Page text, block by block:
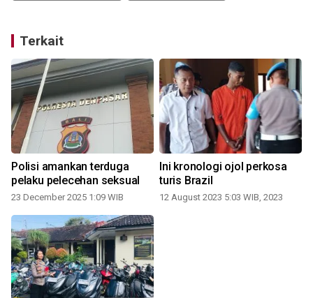
Terkait
Polisi amankan terduga
pelaku pelecehan seksual
23 December 2025 1:09 WIB
Ini kronologi ojol perkosa
turis Brazil
12 August 2023 5:03 WIB, 2023